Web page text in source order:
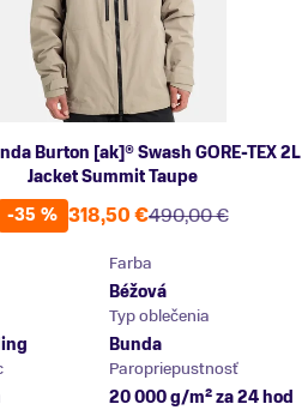
Burton [ak]® Swash GORE‑TEX 2L
Jacket Summit Taupe
-35 %
490,00 €
318,50 €
Farba
Béžová
Typ oblečenia
Bunda
Paropriepustnosť
20 000 g/m² za 24 hod